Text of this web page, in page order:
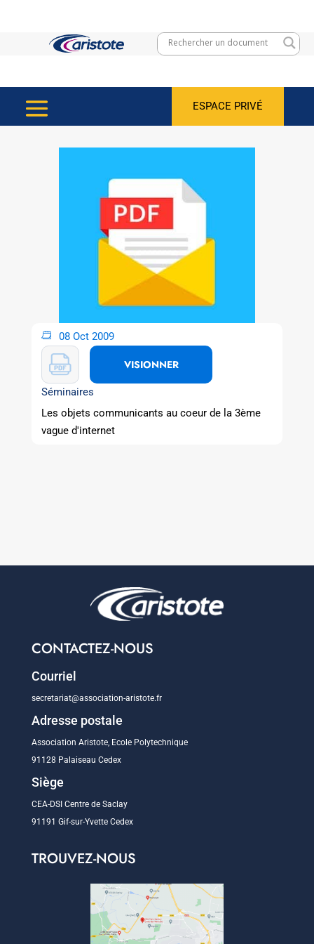
ESPACE PRIVÉ
08 Oct 2009
VISIONNER
Séminaires
Les objets communicants au coeur de la 3ème
vague d'internet
CONTACTEZ-NOUS
Courriel
secretariat@association-aristote.fr
Adresse postale
Association Aristote, Ecole Polytechnique
91128 Palaiseau Cedex
Siège
CEA-DSI Centre de Saclay
91191 Gif-sur-Yvette Cedex
TROUVEZ-NOUS